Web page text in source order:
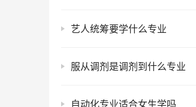
艺人统筹要学什么专业
服从调剂是调剂到什么专业
自动化专业适合女生学吗